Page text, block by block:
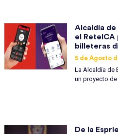
Alcaldía
el ReteICA
billeteras
5 de Agosto
La Alcaldía de
un proyecto de
De la